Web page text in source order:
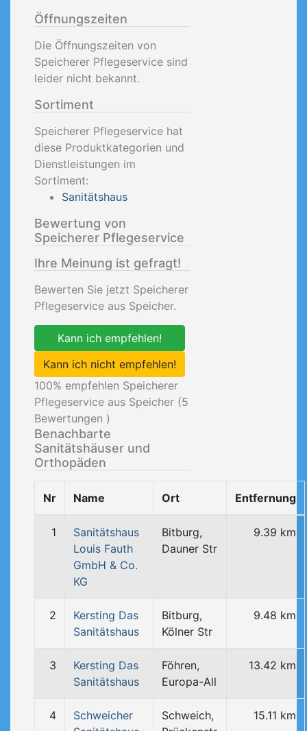
Öffnungszeiten
Die Öffnungszeiten von
Speicherer Pflegeservice sind
leider nicht bekannt.
Sortiment
Speicherer Pflegeservice hat
diese Produktkategorien und
Dienstleistungen im
Sortiment:
Sanitätshaus
Bewertung von
Speicherer Pflegeservice
Ihre Meinung ist gefragt!
Bewerten Sie jetzt Speicherer
Pflegeservice aus Speicher.
Kann ich empfehlen!
Kann ich nicht empfehlen!
100% empfehlen Speicherer
Pflegeservice aus Speicher (5
Bewertungen )
Benachbarte
Sanitätshäuser und
Orthopäden
Nr Name Ort Entfernung
1
Sanitätshaus
Louis Fauth
GmbH & Co.
KG
Bitburg,
Dauner Str
9.39 km
2
Kersting Das
Sanitätshaus
Bitburg,
Kölner Str
9.48 km
3
Kersting Das
Sanitätshaus
Föhren,
Europa-All
13.42 km
4
Schweicher
Schweich,
15.11 km